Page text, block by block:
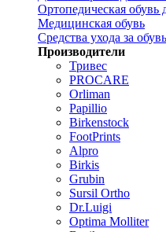
Ортопедическая обувь
Медицинская обувь
Средства ухода за
Производители
Тривес
PROCARE
Orliman
Papillio
Birkenstock
FootPrints
Alpro
Birkis
Grubin
Sursil Ortho
Dr.Luigi
Optima Molliter